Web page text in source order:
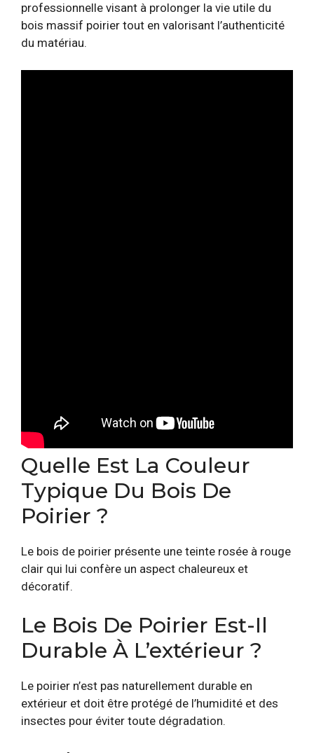
professionnelle visant à prolonger la vie utile du
bois massif poirier tout en valorisant l’authenticité
du matériau.
Quelle Est La Couleur
Typique Du Bois De
Poirier ?
Le bois de poirier présente une teinte rosée à rouge
clair qui lui confère un aspect chaleureux et
décoratif.
Le Bois De Poirier Est-Il
Durable À L’extérieur ?
Le poirier n’est pas naturellement durable en
extérieur et doit être protégé de l’humidité et des
insectes pour éviter toute dégradation.